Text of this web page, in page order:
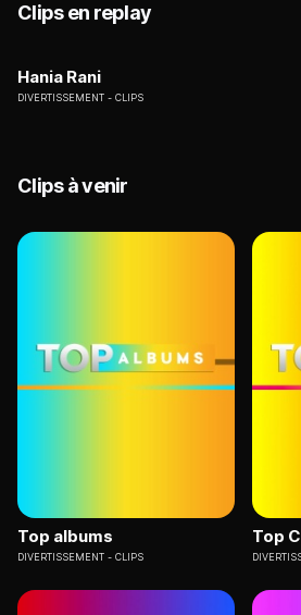
Clips en replay
Hania Rani
DIVERTISSEMENT CLIPS
Clips à venir
Top albums
DIVERTISSEMENT CLIPS
Top